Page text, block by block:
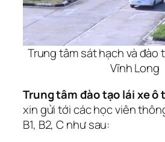
Trung tâm sát hạch và đào
Vĩnh Long
Trung tâm đào tạo lái xe ô
xin gửi tới các học viên
B1, B2, C như sau: